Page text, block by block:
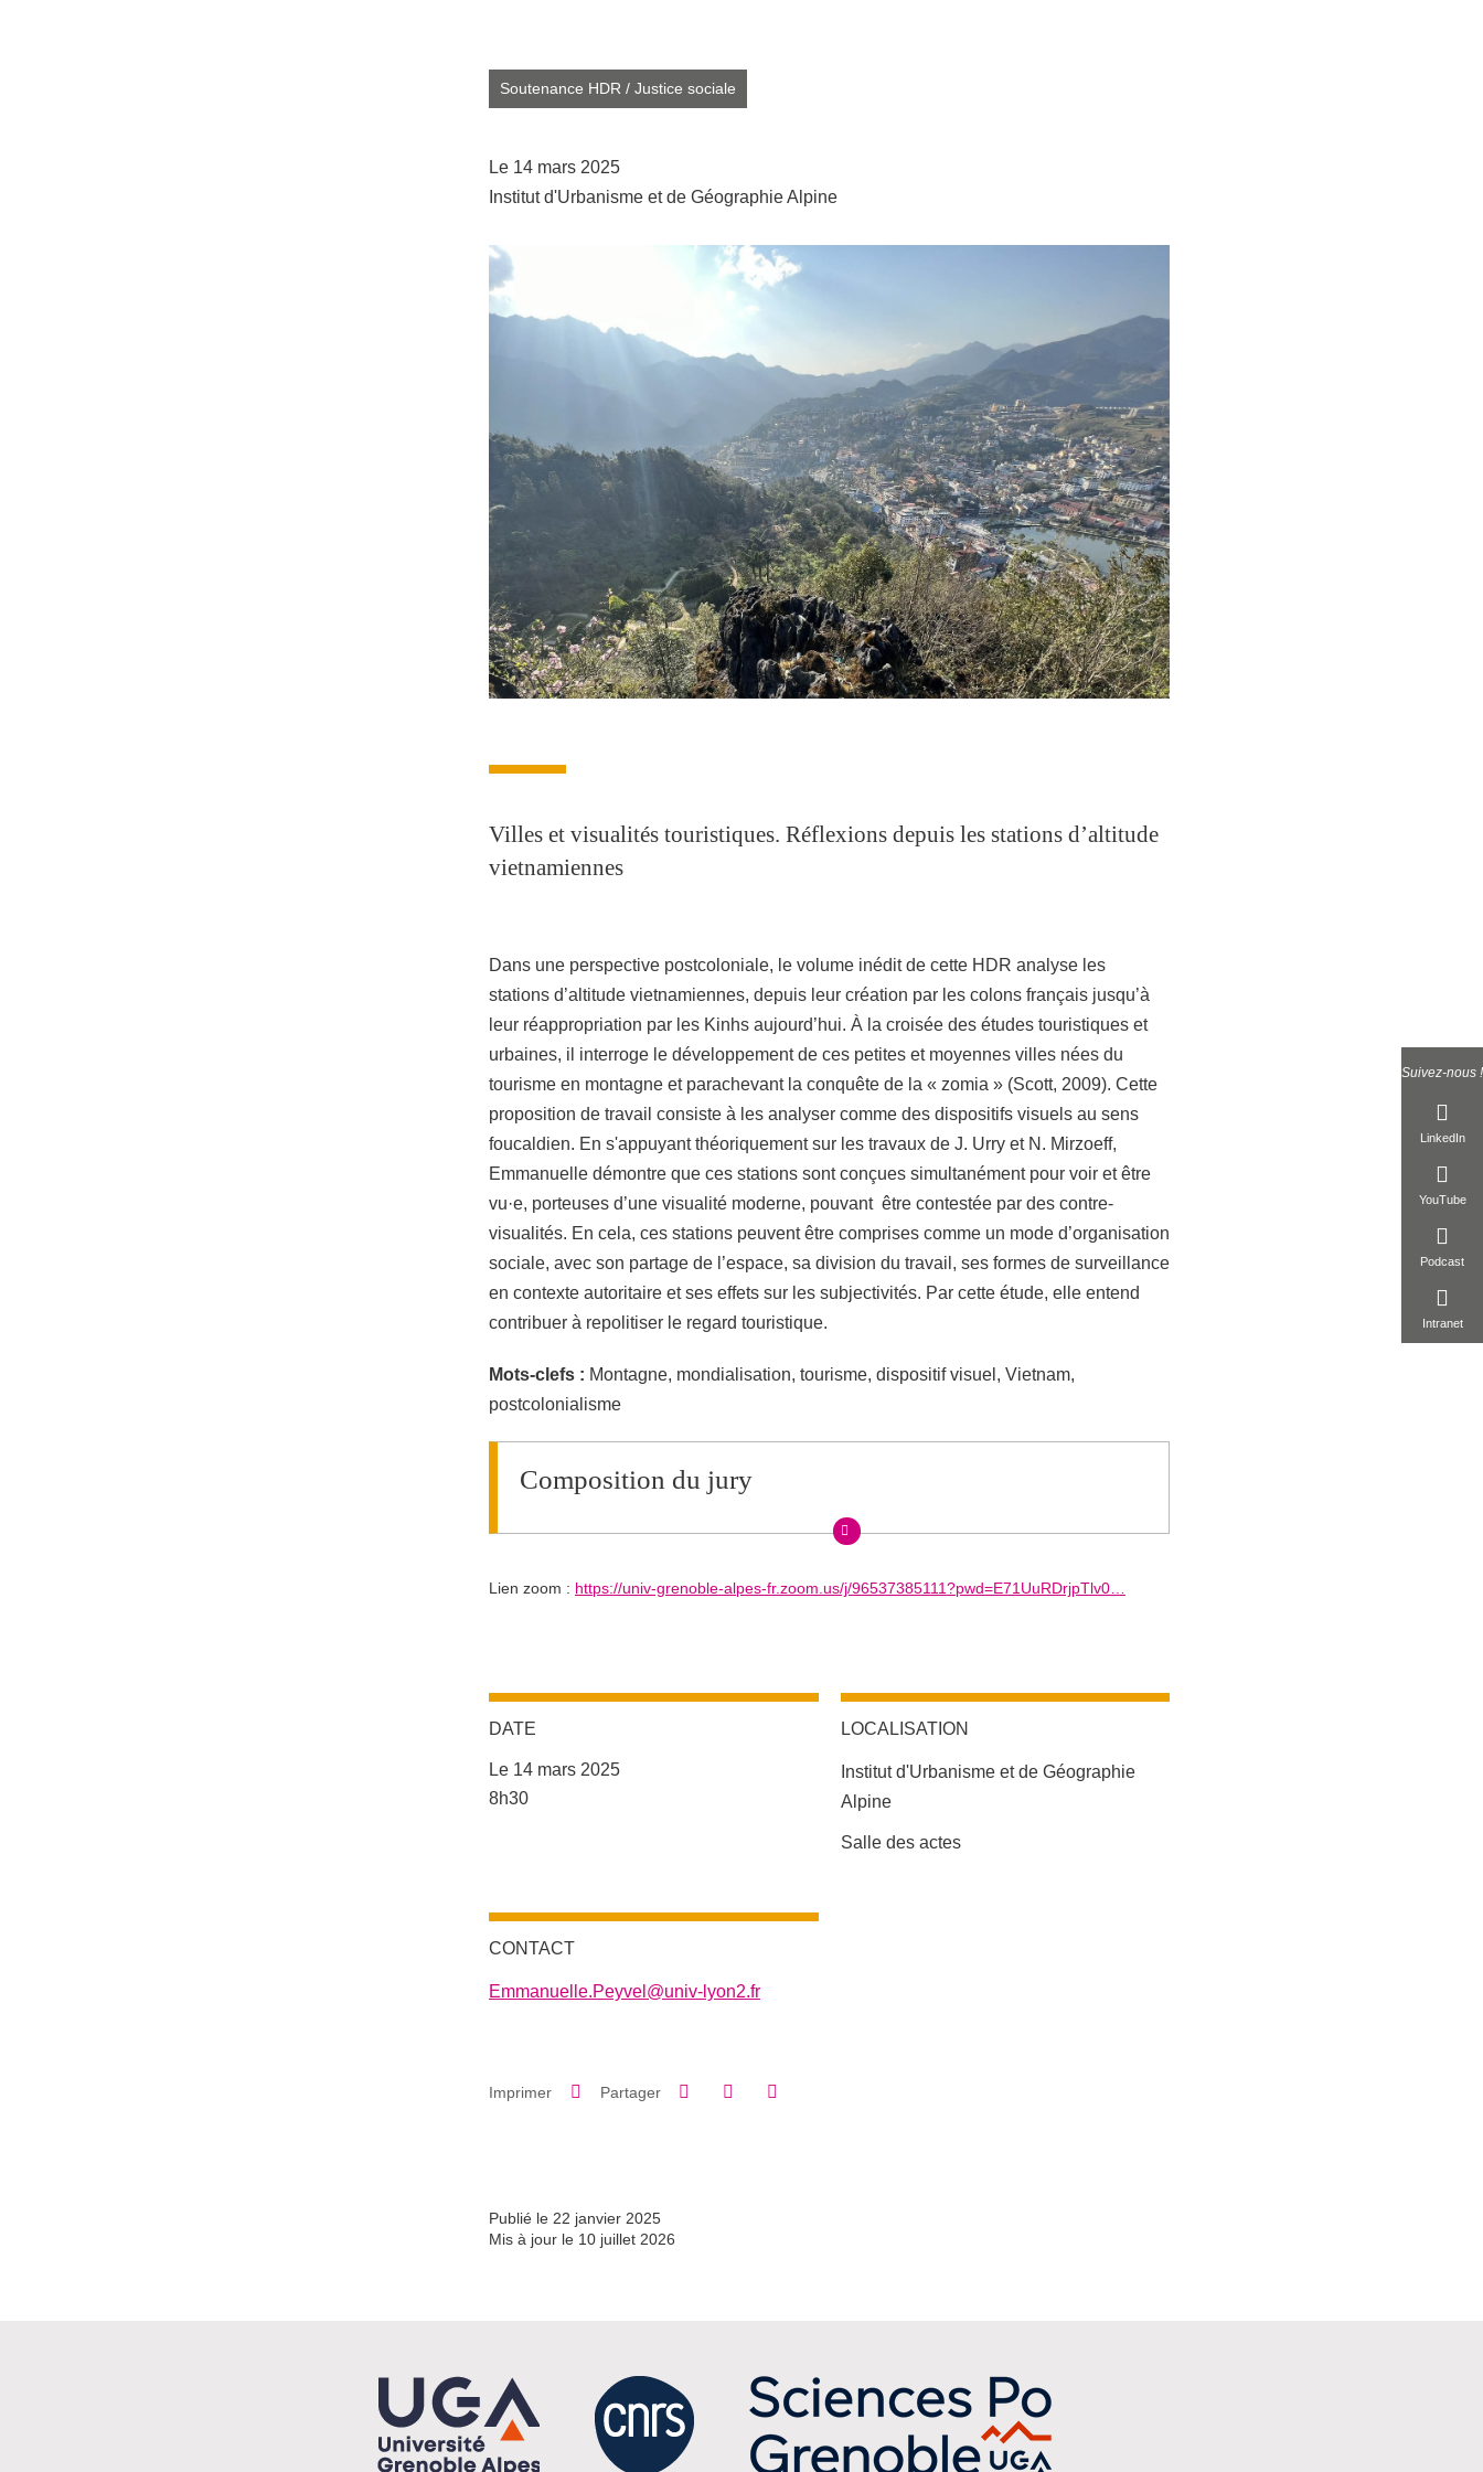
Suivez-nous !
LinkedIn
YouTube
Podcast
Intranet
Soutenance HDR / Justice sociale
Le 14 mars 2025
Institut d'Urbanisme et de Géographie Alpine
Villes et visualités touristiques. Réflexions depuis les stations d’altitude
vietnamiennes
Dans une perspective postcoloniale, le volume inédit de cette HDR analyse les
stations d’altitude vietnamiennes, depuis leur création par les colons français jusqu’à
leur réappropriation par les Kinhs aujourd’hui. À la croisée des études touristiques et
urbaines, il interroge le développement de ces petites et moyennes villes nées du
tourisme en montagne et parachevant la conquête de la « zomia » (Scott, 2009). Cette
proposition de travail consiste à les analyser comme des dispositifs visuels au sens
foucaldien. En s'appuyant théoriquement sur les travaux de J. Urry et N. Mirzoeff,
Emmanuelle démontre que ces stations sont conçues simultanément pour voir et être
vu·e, porteuses d’une visualité moderne, pouvant être contestée par des contre-
visualités. En cela, ces stations peuvent être comprises comme un mode d’organisation
sociale, avec son partage de l’espace, sa division du travail, ses formes de surveillance
en contexte autoritaire et ses effets sur les subjectivités. Par cette étude, elle entend
contribuer à repolitiser le regard touristique.
Mots-clefs : Montagne, mondialisation, tourisme, dispositif visuel, Vietnam,
postcolonialisme
Composition du jury
Partenaires
Lien zoom : https://univ-grenoble-alpes-fr.zoom.us/j/96537385111?pwd=E71UuRDrjpTlv0…
DATE
Le 14 mars 2025
Complément date
8h30
LOCALISATION
Institut d'Urbanisme et de Géographie
Alpine
Complément lieu
Salle des actes
CONTACT
Emmanuelle.Peyvel@univ-lyon2.fr
Imprimer Partager Partager sur Facebook
Partager sur LinkedIn
Publié le 22 janvier 2025
Mis à jour le 10 juillet 2026